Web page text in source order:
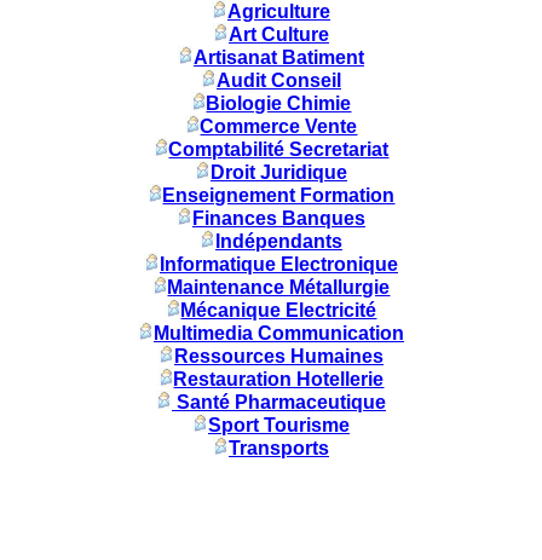
Agriculture
Art Culture
Artisanat Batiment
Audit Conseil
Biologie Chimie
Commerce Vente
Comptabilité Secretariat
Droit Juridique
Enseignement Formation
Finances Banques
Indépendants
Informatique Electronique
Maintenance Métallurgie
Mécanique Electricité
Multimedia Communication
Ressources Humaines
Restauration Hotellerie
Santé Pharmaceutique
Sport Tourisme
Transports